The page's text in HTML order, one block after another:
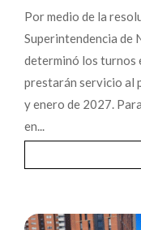
Por medio de la
Superintendencia de
determinó los turnos
prestarán servicio al
y enero de 2027.
en...